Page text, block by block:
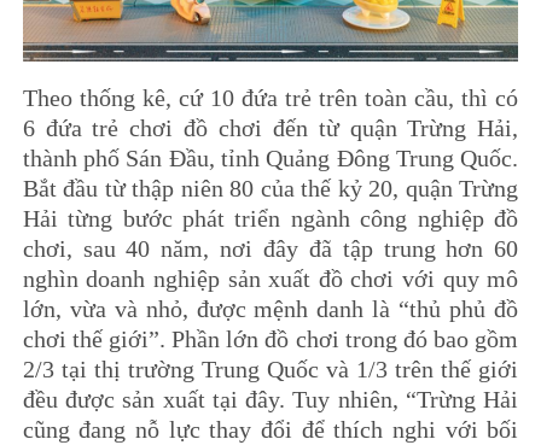
Theo thống kê, cứ 10 đứa trẻ trên toàn cầu, thì có
6 đứa trẻ chơi đồ chơi đến từ quận Trừng Hải,
thành phố Sán Đầu, tỉnh Quảng Đông Trung Quốc.
Bắt đầu từ thập niên 80 của thế kỷ 20, quận Trừng
Hải từng bước phát triển ngành công nghiệp đồ
chơi, sau 40 năm, nơi đây đã tập trung hơn 60
nghìn doanh nghiệp sản xuất đồ chơi với quy mô
lớn, vừa và nhỏ, được mệnh danh là “thủ phủ đồ
chơi thế giới”. Phần lớn đồ chơi trong đó bao gồm
2/3 tại thị trường Trung Quốc và 1/3 trên thế giới
đều được sản xuất tại đây. Tuy nhiên, “Trừng Hải
cũng đang nỗ lực thay đổi để thích nghi với bối